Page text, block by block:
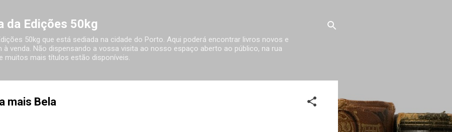
da Edições 50kg
50kg que está sediada na cidade do Porto. Aqui poderá encontrar livros novos e
venda. Não dispensando a vossa visita ao nosso espaço aberto ao público, na rua
muitos mais títulos estão disponíveis.
mais Bela